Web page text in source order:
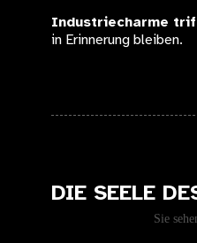
Industriecharme
in Erinnerung bleiben.
Sie
DIE SEELE